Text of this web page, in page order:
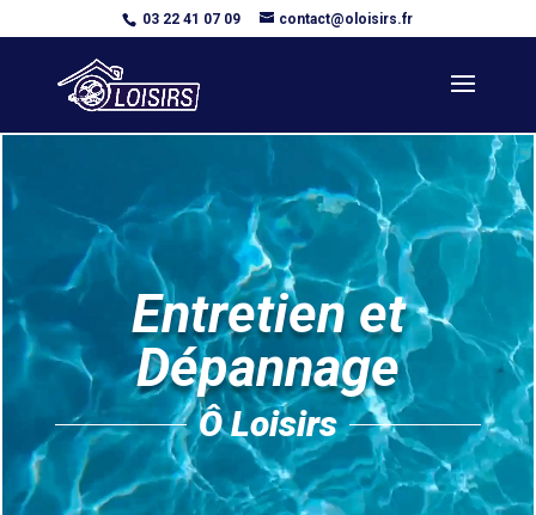
03 22 41 07 09 contact@oloisirs.fr
Entretien et
Dépannage
Ô Loisirs